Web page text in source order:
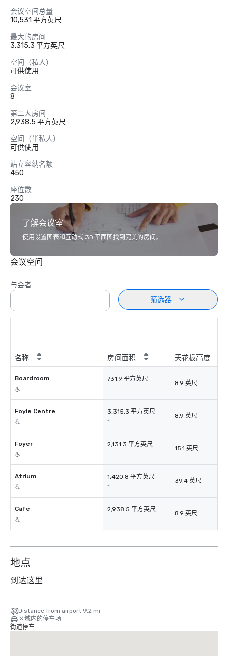
会议空间总量
10,531 平方英尺
最大的房间
3,315.3 平方英尺
空间（私人）
可供使用
会议室
8
第二大房间
2,938.5 平方英尺
空间（半私人）
可供使用
站立容纳名额
450
座位数
230
了解会议室
使用设置图表和互动式 3D 平面图找到完美的房间。
会议空间
与会者
筛选器
名称 房间面积 天花板高度
Boardroom 731.9 平方英尺
-
8.9 英尺
Foyle Centre 3,315.3 平方英尺
-
8.9 英尺
Foyer 2,131.3 平方英尺
-
15.1 英尺
Atrium 1,420.8 平方英尺
-
39.4 英尺
Cafe 2,938.5 平方英尺
-
8.9 英尺
地点
到达这里
Distance from airport 9.2 mi
区域内的停车场
街道停车